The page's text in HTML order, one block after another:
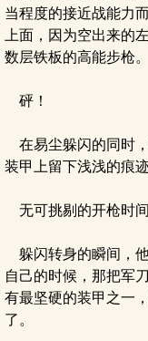
当程度的接近战能力
上面，因为空出来的
数层铁板的高能步枪。
砰！
在易尘躲闪的同时
装甲上留下浅浅的痕迹
无可挑剔的开枪时间
躲闪转身的瞬间，
自己的时候，那把军
有最坚硬的装甲之一
了。